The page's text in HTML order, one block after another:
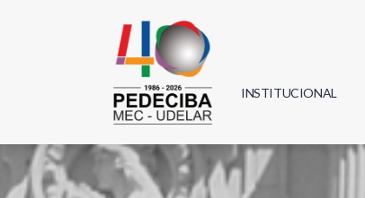
INSTITUCIONAL